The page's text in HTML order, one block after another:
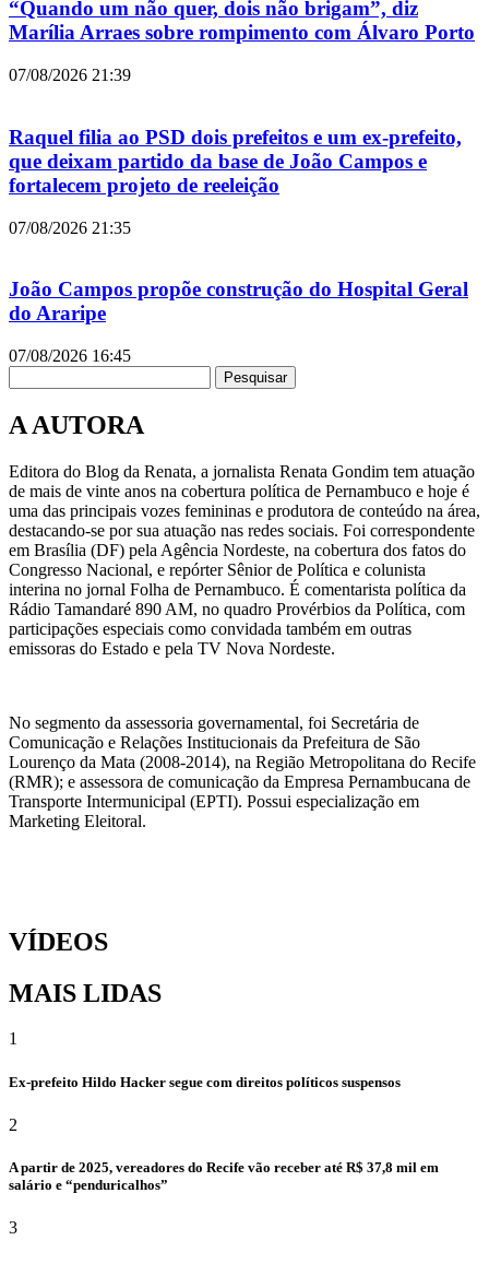
“Quando um não quer, dois não brigam”, diz
Marília Arraes sobre rompimento com Álvaro Porto
07/08/2026 21:39
Raquel filia ao PSD dois prefeitos e um ex-prefeito,
que deixam partido da base de João Campos e
fortalecem projeto de reeleição
07/08/2026 21:35
João Campos propõe construção do Hospital Geral
do Araripe
07/08/2026 16:45
Pesquisar
A AUTORA
Editora do Blog da Renata, a jornalista Renata Gondim tem atuação
de mais de vinte anos na cobertura política de Pernambuco e hoje é
uma das principais vozes femininas e produtora de conteúdo na área,
destacando-se por sua atuação nas redes sociais. Foi correspondente
em Brasília (DF) pela Agência Nordeste, na cobertura dos fatos do
Congresso Nacional, e repórter Sênior de Política e colunista
interina no jornal Folha de Pernambuco. É comentarista política da
Rádio Tamandaré 890 AM, no quadro Provérbios da Política, com
participações especiais como convidada também em outras
emissoras do Estado e pela TV Nova Nordeste.
No segmento da assessoria governamental, foi Secretária de
Comunicação e Relações Institucionais da Prefeitura de São
Lourenço da Mata (2008-2014), na Região Metropolitana do Recife
(RMR); e assessora de comunicação da Empresa Pernambucana de
Transporte Intermunicipal (EPTI). Possui especialização em
Marketing Eleitoral.
VÍDEOS
MAIS LIDAS
1
Ex-prefeito Hildo Hacker segue com direitos políticos suspensos
2
A partir de 2025, vereadores do Recife vão receber até R$ 37,8 mil em
salário e “penduricalhos”
3